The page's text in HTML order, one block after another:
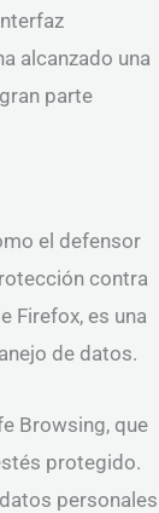
alcanzado una
parte
el defensor
contra
Firefox, es una
de datos.
Browsing, que
protegido.
personales